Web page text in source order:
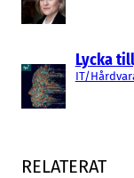
Lycka
IT/
RELATERAT